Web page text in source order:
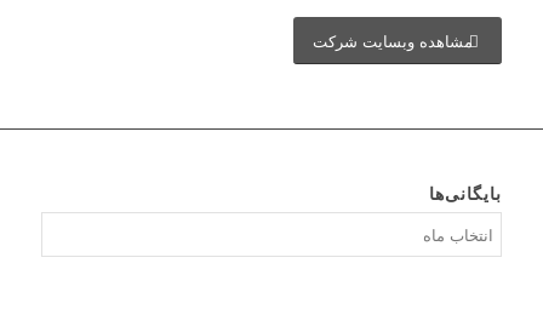
مشاهده وبسایت شرکت
بایگانی‌ها